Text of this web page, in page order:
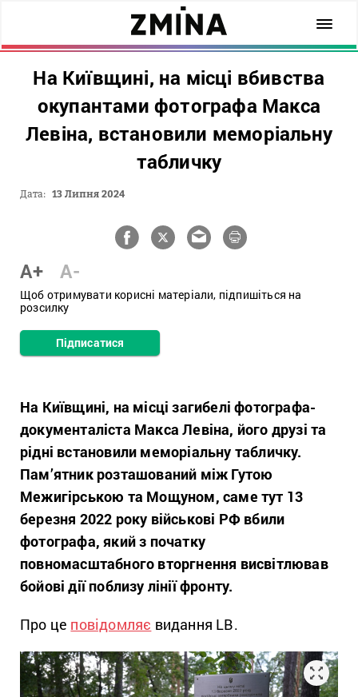
На Київщині, на місці вбивства
окупантами фотографа Макса
Левіна, встановили меморіальну
табличку
Дата: 13 Липня 2024
A+ A-
Щоб отримувати корисні матеріали, підпишіться на
розсилку
Підписатися
На Київщині, на місці загибелі фотографа-
документаліста Макса Левіна, його друзі та
рідні встановили меморіальну табличку.
Пам’ятник розташований між Гутою
Межигірською та Мощуном, саме тут 13
березня 2022 року військові РФ вбили
фотографа, який з початку
повномасштабного вторгнення висвітлював
бойові дії поблизу лінії фронту.
Про це повідомляє видання LB.